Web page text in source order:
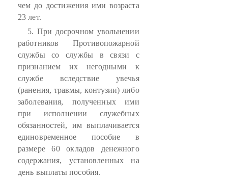
чем до достижения ими возраста
23 лет.
5. При досрочном увольнении
работников Противопожарной
службы со службы в связи с
признанием их негодными к
службе вследствие увечья
(ранения, травмы, контузии) либо
заболевания, полученных ими
при исполнении служебных
обязанностей, им выплачивается
единовременное пособие в
размере 60 окладов денежного
содержания, установленных на
день выплаты пособия.